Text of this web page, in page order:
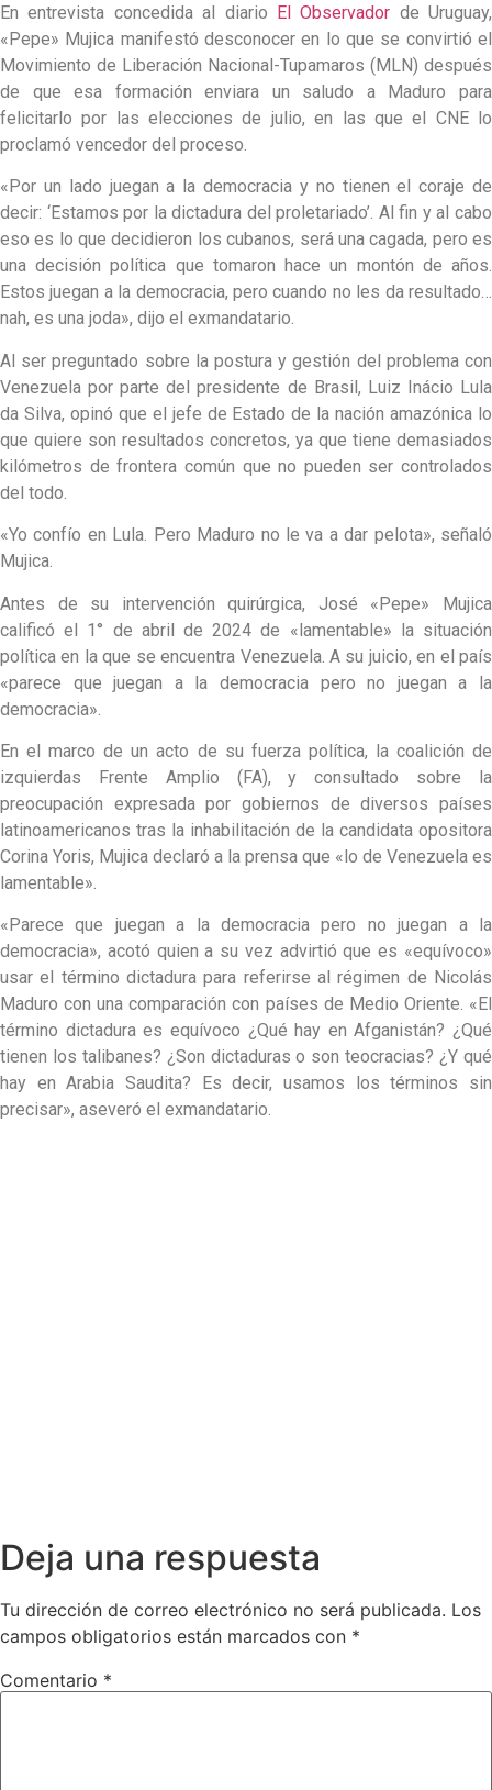
En entrevista concedida al diario El Observador de Uruguay,
«Pepe» Mujica manifestó desconocer en lo que se convirtió el
Movimiento de Liberación Nacional-Tupamaros (MLN) después
de que esa formación enviara un saludo a Maduro para
felicitarlo por las elecciones de julio, en las que el CNE lo
proclamó vencedor del proceso.
«Por un lado juegan a la democracia y no tienen el coraje de
decir: ‘Estamos por la dictadura del proletariado’. Al fin y al cabo
eso es lo que decidieron los cubanos, será una cagada, pero es
una decisión política que tomaron hace un montón de años.
Estos juegan a la democracia, pero cuando no les da resultado…
nah, es una joda», dijo el exmandatario.
Al ser preguntado sobre la postura y gestión del problema con
Venezuela por parte del presidente de Brasil, Luiz Inácio Lula
da Silva, opinó que el jefe de Estado de la nación amazónica lo
que quiere son resultados concretos, ya que tiene demasiados
kilómetros de frontera común que no pueden ser controlados
del todo.
«Yo confío en Lula. Pero Maduro no le va a dar pelota», señaló
Mujica.
Antes de su intervención quirúrgica, José «Pepe» Mujica
calificó el 1° de abril de 2024 de «lamentable» la situación
política en la que se encuentra Venezuela. A su juicio, en el país
«parece que juegan a la democracia pero no juegan a la
democracia».
En el marco de un acto de su fuerza política, la coalición de
izquierdas Frente Amplio (FA), y consultado sobre la
preocupación expresada por gobiernos de diversos países
latinoamericanos tras la inhabilitación de la candidata opositora
Corina Yoris, Mujica declaró a la prensa que «lo de Venezuela es
lamentable».
«Parece que juegan a la democracia pero no juegan a la
democracia», acotó quien a su vez advirtió que es «equívoco»
usar el término dictadura para referirse al régimen de Nicolás
Maduro con una comparación con países de Medio Oriente. «El
término dictadura es equívoco ¿Qué hay en Afganistán? ¿Qué
tienen los talibanes? ¿Son dictaduras o son teocracias? ¿Y qué
hay en Arabia Saudita? Es decir, usamos los términos sin
precisar», aseveró el exmandatario.
Deja una respuesta
Tu dirección de correo electrónico no será publicada. Los
campos obligatorios están marcados con *
Comentario *